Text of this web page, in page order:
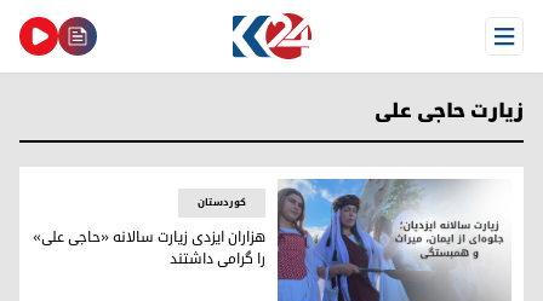
Open Menu
زیارت حاجی علی
کوردستان
هزاران ایزدی زیارت سالانه «حاجی علی»
را گرامی داشتند